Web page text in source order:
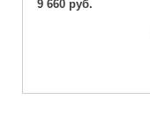
9 660 руб.